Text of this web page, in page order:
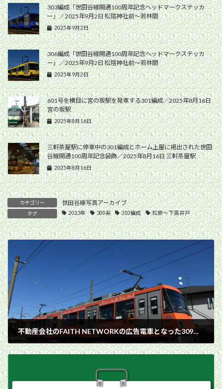
303編成「世田谷線開通100周年記念ヘッドマークステッカ
ー」／2025年9月2日 松陰神社前〜若林間
2025年9月2日
306編成「世田谷線開通100周年記念ヘッドマークステッカ
ー」／2025年9月2日 松陰神社前〜若林間
2025年9月2日
601号を横目に宮の坂駅を発車する301編成／2025年8月16日
宮の坂駅
2025年8月16日
三軒茶屋駅に停車中の301編成とホーム上屋に掲出された世田
谷線開通100周年記念装飾／2025年8月16日 三軒茶屋駅
2025年8月16日
カテゴリー 世田谷線写真アーカイブ
タグ 2023年 300系 310編成 松原〜下高井戸
不動産会社のFAITH NETWORKの広告電車となった309編成／2023年1月29日 松原〜山下間
2023年1月29日